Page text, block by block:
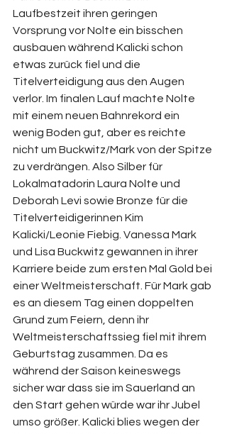
Laufbestzeit ihren geringen
Vorsprung vor Nolte ein bisschen
ausbauen während Kalicki schon
etwas zurück fiel und die
Titelverteidigung aus den Augen
verlor. Im finalen Lauf machte Nolte
mit einem neuen Bahnrekord ein
wenig Boden gut, aber es reichte
nicht um Buckwitz/Mark von der Spitze
zu verdrängen. Also Silber für
Lokalmatadorin Laura Nolte und
Deborah Levi sowie Bronze für die
Titelverteidigerinnen Kim
Kalicki/Leonie Fiebig. Vanessa Mark
und Lisa Buckwitz gewannen in ihrer
Karriere beide zum ersten Mal Gold bei
einer Weltmeisterschaft. Für Mark gab
es an diesem Tag einen doppelten
Grund zum Feiern, denn ihr
Weltmeisterschaftssieg fiel mit ihrem
Geburtstag zusammen. Da es
während der Saison keineswegs
sicher war dass sie im Sauerland an
den Start gehen würde war ihr Jubel
umso größer. Kalicki blies wegen der